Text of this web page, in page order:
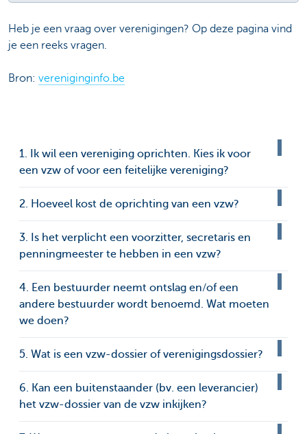
Heb je een vraag over verenigingen? Op deze pagina vind
je een reeks vragen.
Bron: vereniginginfo.be
1. Ik wil een vereniging oprichten. Kies ik voor
een vzw of voor een feitelijke vereniging?
2. Hoeveel kost de oprichting van een vzw?
3. Is het verplicht een voorzitter, secretaris en
penningmeester te hebben in een vzw?
4. Een bestuurder neemt ontslag en/of een
andere bestuurder wordt benoemd. Wat moeten
we doen?
5. Wat is een vzw-dossier of verenigingsdossier?
6. Kan een buitenstaander (bv. een leverancier)
het vzw-dossier van de vzw inkijken?